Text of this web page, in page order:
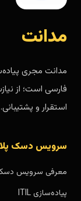
مدانت
فارسی است؛ از
استقرار و پشتیبانی.
سرویس دسک
معرفی سرویس
پیاده‌سازی ITIL